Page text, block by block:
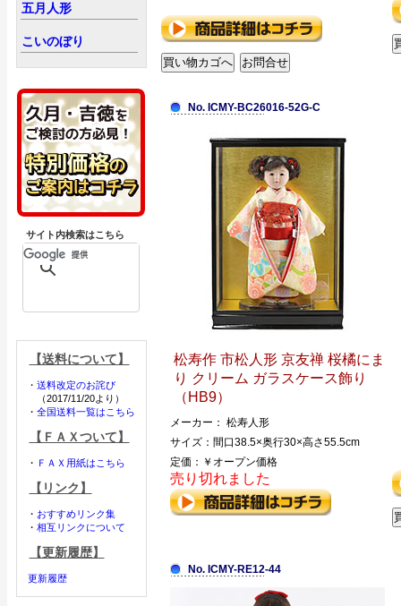
五月人形
こいのぼり
サイト内検索はこちら
【送料について】
・ 送料改定のお詫び
（2017/11/20より）
・ 全国送料一覧はこちら
【ＦＡＸついて】
・ ＦＡＸ用紙はこちら
【リンク】
・ おすすめリンク集
・ 相互リンクについて
【更新履歴】
更新履歴
No. ICMY-BC26016-52G-C
松寿作 市松人形 京友禅 桜橘にま
り クリーム ガラスケース飾り
（HB9）
メーカー： 松寿人形
サイズ：間口38.5×奥行30×高さ55.5cm
定価：￥オープン価格
売り切れました
No. ICMY-RE12-44